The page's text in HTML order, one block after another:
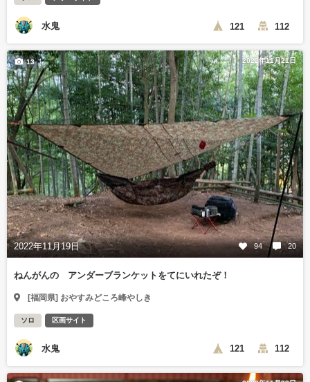
水鬼 121 112
2022年11月21日
2022年11月19日 94 20
13
ねんがんの アンダーブランケットをてにいれたぞ！
[福岡県] おやすみどころ峰やしき
ソロ 区画サイト
水鬼 121 112